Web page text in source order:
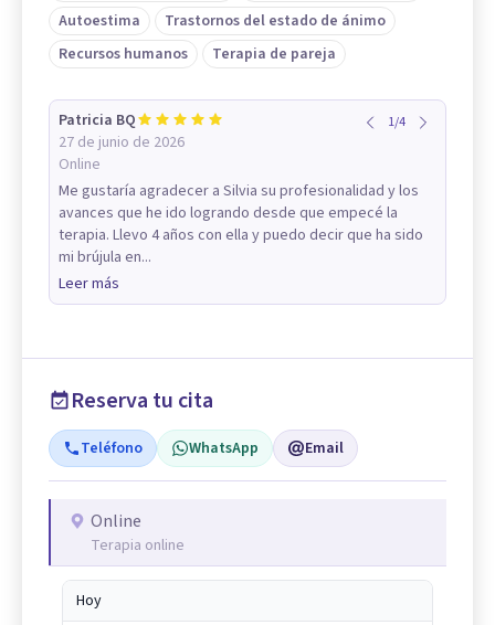
Autoestima
Trastornos del estado de ánimo
Recursos humanos
Terapia de pareja
Patricia BQ
27 de junio de 2026
Online
1/4
Me gustaría agradecer a Silvia su profesionalidad y los
avances que he ido logrando desde que empecé la
terapia. Llevo 4 años con ella y puedo decir que ha sido
mi brújula en...
Leer más
Reserva tu cita
Teléfono WhatsApp Email
Online
Terapia online
Hoy